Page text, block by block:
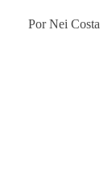
Por Nei Costa